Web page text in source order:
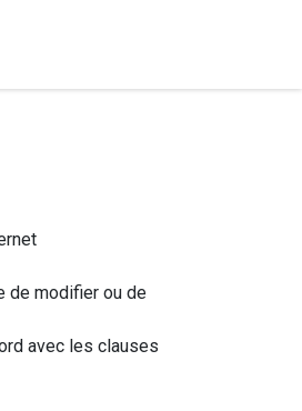
de modifier ou de
avec les clauses